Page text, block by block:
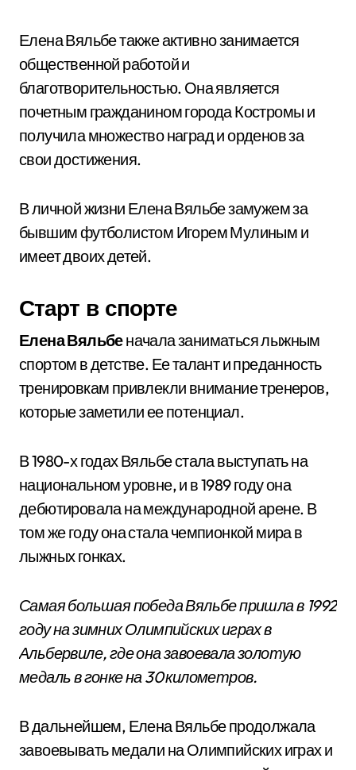
Елена Вяльбе также активно занимается
общественной работой и
благотворительностью. Она является
почетным гражданином города Костромы и
получила множество наград и орденов за
свои достижения.
В личной жизни Елена Вяльбе замужем за
бывшим футболистом Игорем Мулиным и
имеет двоих детей.
Старт в спорте
Елена Вяльбеначала заниматься лыжным
спортом в детстве. Ее талант и преданность
тренировкам привлекли внимание тренеров,
которые заметили ее потенциал.
В 1980-х годах Вяльбе стала выступать на
национальном уровне, и в 1989 году она
дебютировала на международной арене. В
том же году она стала чемпионкой мира в
лыжных гонках.
Самая большая победа Вяльбе пришла в 1992
году на зимних Олимпийских играх в
Альбервиле, где она завоевала золотую
медаль в гонке на 30 километров.
В дальнейшем, Елена Вяльбе продолжала
завоевывать медали на Олимпийских играх и